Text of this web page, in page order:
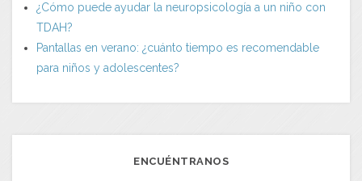
¿Cómo puede ayudar la neuropsicología a un niño con
TDAH?
Pantallas en verano: ¿cuánto tiempo es recomendable
para niños y adolescentes?
ENCUÉNTRANOS